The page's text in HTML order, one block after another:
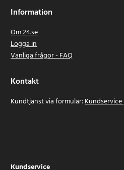
Information
Om 24.se
Logga in
Vanliga frågor - FAQ
Kontakt
Kundtjänst via formulär:Kundservice
Kundservice